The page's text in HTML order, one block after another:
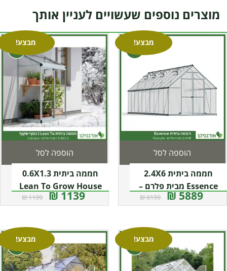
מוצרים נוספים שעשויים לעניין אותך
מבצע!
חממה ביתית 2.4X6
Essence מבית פלרם –
Canopia
5889 ₪
6199 ₪
הוספה לסל
מבצע!
חממה ביתית 0.6X1.3
Lean To Grow House
שקופה מבית פלרם –
1139 ₪
1199 ₪
הוספה לסל
מבצע! מבצע!